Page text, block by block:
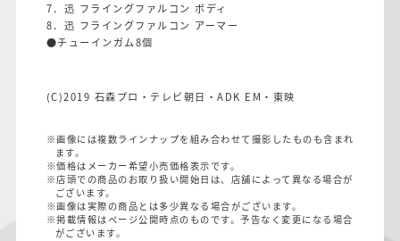
7．迅 フライングファルコン ボディ
8．迅 フライングファルコン アーマー
●チューインガム8個
(C)2019 石森プロ・テレビ朝日・ADK EM・東映
※画像には複数ラインナップを組み合わせて撮影したものも含まれ
ます。
※価格はメーカー希望小売価格表示です。
※店頭での商品のお取り扱い開始日は、店舗によって異なる場合が
ございます。
※画像は実際の商品とは多少異なる場合がございます。
※掲載情報はページ公開時点のものです。予告なく変更になる場合
がございます。